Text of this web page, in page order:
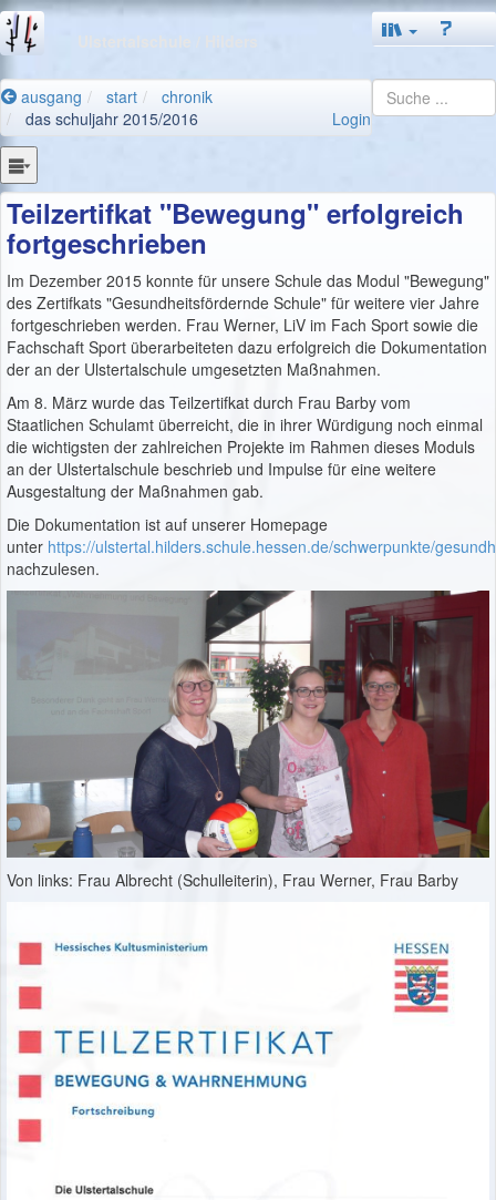
ausgang start
chronik
das schuljahr 2015/2016
Login
Teilzertifkat "Bewegung" erfolgreich
fortgeschrieben
Im Dezember 2015 konnte für unsere Schule das Modul "Bewegung"
des Zertifkats "Gesundheitsfördernde Schule" für weitere vier Jahre
fortgeschrieben werden. Frau Werner, LiV im Fach Sport sowie die
Fachschaft Sport überarbeiteten dazu erfolgreich die Dokumentation
der an der Ulstertalschule umgesetzten Maßnahmen.
Am 8. März wurde das Teilzertifkat durch Frau Barby vom
Staatlichen Schulamt überreicht, die in ihrer Würdigung noch einmal
die wichtigsten der zahlreichen Projekte im Rahmen dieses Moduls
an der Ulstertalschule beschrieb und Impulse für eine weitere
Ausgestaltung der Maßnahmen gab.
Die Dokumentation ist auf unserer Homepage
unter https://ulstertal.hilders.schule.hessen.de/schwerpunkte/
nachzulesen.
Von links: Frau Albrecht (Schulleiterin), Frau Werner, Frau Barby